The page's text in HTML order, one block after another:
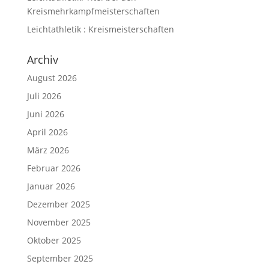
Kreismehrkampfmeisterschaften
Leichtathletik : Kreismeisterschaften
Archiv
August 2026
Juli 2026
Juni 2026
April 2026
März 2026
Februar 2026
Januar 2026
Dezember 2025
November 2025
Oktober 2025
September 2025